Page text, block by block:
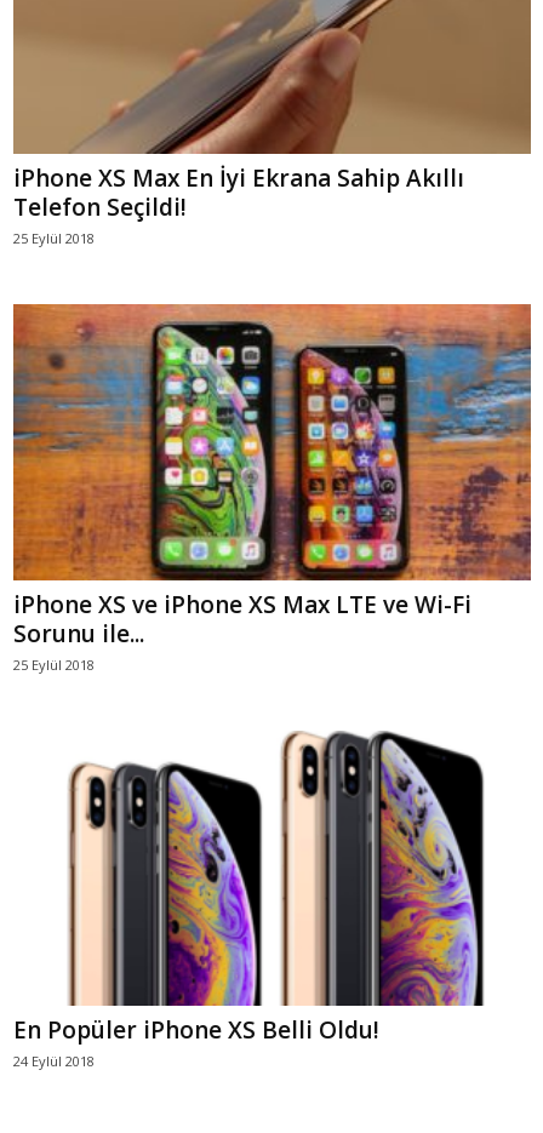
iPhone XS Max En İyi Ekrana Sahip Akıllı
Telefon Seçildi!
25 Eylül 2018
iPhone XS ve iPhone XS Max LTE ve Wi-Fi
Sorunu ile...
25 Eylül 2018
En Popüler iPhone XS Belli Oldu!
24 Eylül 2018